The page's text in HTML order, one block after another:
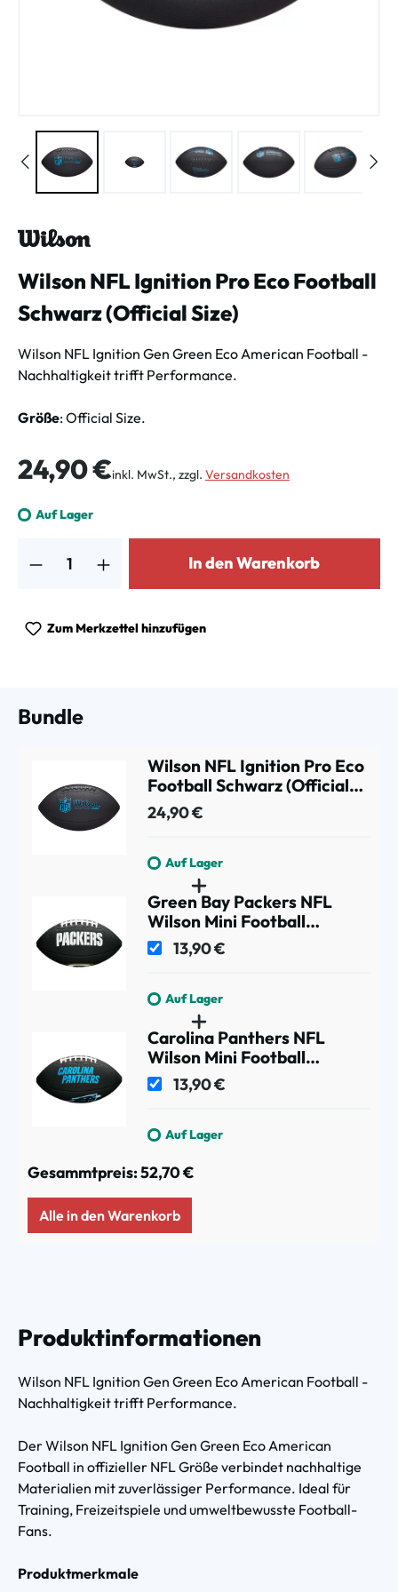
Wilson NFL Ignition Pro Eco Football
Schwarz (Official Size)
Wilson NFL Ignition Gen Green Eco American Football -
Nachhaltigkeit trifft Performance.
Größe: Official Size.
Regulärer Preis:
24,90 €inkl. MwSt., zzgl. Versandkosten
Auf Lager
In den Warenkorb
Zum Merkzettel hinzufügen
Bundle
Wilson NFL Ignition Pro Eco
Football Schwarz (Official
Size)
24,90 €
Auf Lager
Green Bay Packers NFL
Wilson Mini Football
Schwarz
13,90 €
Auf Lager
Carolina Panthers NFL
Wilson Mini Football
Schwarz
13,90 €
Auf Lager
Gesammtpreis:52,70 €
Alle in den Warenkorb
Produktinformationen
Wilson NFL Ignition Gen Green Eco American Football -
Nachhaltigkeit trifft Performance.
Der Wilson NFL Ignition Gen Green Eco American
Football in offizieller NFL Größe verbindet nachhaltige
Materialien mit zuverlässiger Performance. Ideal für
Training, Freizeitspiele und umweltbewusste Football-
Fans.
Produktmerkmale